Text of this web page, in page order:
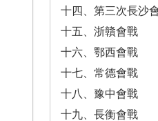
十四、第三次長沙
十五、浙贛會戰
十六、鄂西會戰
十七、常德會戰
十八、豫中會戰
十九、長衡會戰